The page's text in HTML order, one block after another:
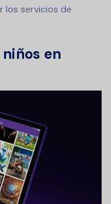
los servicios de
en